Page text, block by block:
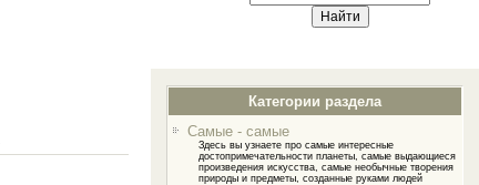
Категории раздела
Самые - самые
Здесь вы узнаете про самые интересные
достопримечательности планеты, самые выдающиеся
произведения искусства, самые необычные творения
природы и предметы, созданные руками людей